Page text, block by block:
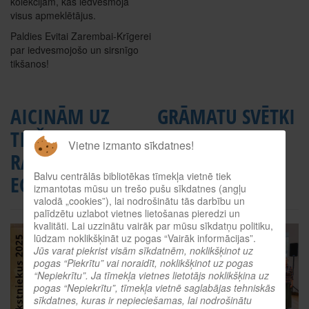
visus apmeklētājus.
Paldies Evitai Zarembai-Krīgerei
par iedvesmojošo un sirsnīgo
tikšanos!
AICINĀM UZ
TIKŠANOS AR
RAKSTNIECI JANU
EGLI
GRĀMATU SVĒTKI
BALVOS 10.
MUIŽĀ
Vietne izmanto sīkdatnes!
Balvu centrālās bibliotēkas tīmekļa vietnē tiek
izmantotas mūsu un trešo pušu sīkdatnes (angļu
valodā „cookies”), lai nodrošinātu tās darbību un
palīdzētu uzlabot vietnes lietošanas pieredzi un
kvalitāti. Lai uzzinātu vairāk par mūsu sīkdatņu politiku,
lūdzam noklikšķināt uz pogas “Vairāk informācijas”.
Jūs varat piekrist visām sīkdatnēm, noklikšķinot uz
pogas “Piekrītu” vai noraidīt, noklikšķinot uz pogas
“Nepiekrītu”. Ja tīmekļa vietnes lietotājs noklikšķina uz
pogas “Nepiekrītu”, tīmekļa vietnē saglabājas tehniskās
sīkdatnes, kuras ir nepieciešamas, lai nodrošinātu